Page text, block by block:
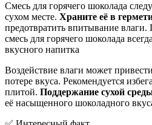
Смесь для горячего шоколада
сухом месте. Храните её в
предотвратить впитывание
смесь для горячего шоколада
вкусного напитка
Воздействие влаги может
потере вкуса. Рекомендуется
плитой. Поддержание сухой
её насыщенного шоколадного